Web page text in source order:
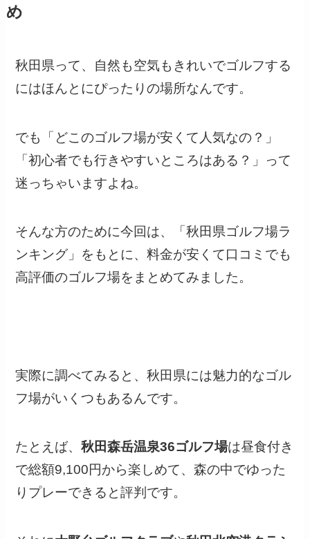
め
秋田県って、自然も空気もきれいでゴルフする
にはほんとにぴったりの場所なんです。
でも「どこのゴルフ場が安くて人気なの？」
「初心者でも行きやすいところはある？」って
迷っちゃいますよね。
そんな方のために今回は、「秋田県ゴルフ場ラ
ンキング」をもとに、料金が安くて口コミでも
高評価のゴルフ場をまとめてみました。
実際に調べてみると、秋田県には魅力的なゴル
フ場がいくつもあるんです。
たとえば、秋田森岳温泉36ゴルフ場は昼食付き
で総額9,100円から楽しめて、森の中でゆった
りプレーできると評判です。